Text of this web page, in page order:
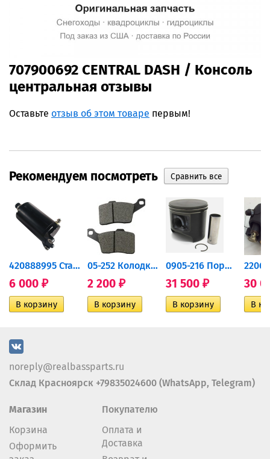
707900692 CENTRAL DASH / Консоль
центральная отзывы
Оставьте отзыв об этом товаре первым!
Рекомендуем посмотреть
420888995 Стартер для...
6 000 ₽
05-252 Колодки тормозные...
2 200 ₽
0905-216 Поршень Arctic Cat...
31 500 ₽ 30
noreply@realbassparts.ru
Склад Красноярск +79835024600 (WhatsApp, Telegram)
Магазин
Корзина
Оформить
Покупателю
Оплата и
Доставка